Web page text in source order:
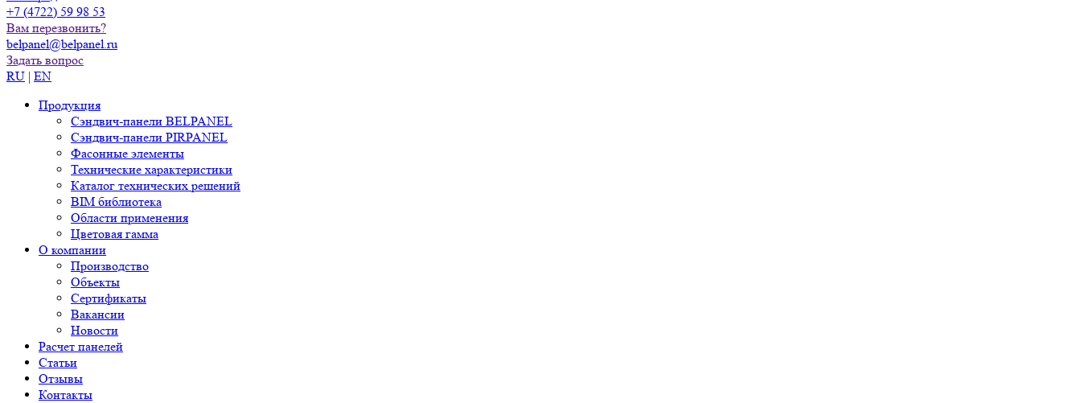
+7 (4722) 59 98 53
Вам перезвонить?
belpanel@belpanel.ru
Задать вопрос
RU | EN
Продукция
Сэндвич-панели BELPANEL
Сэндвич-панели PIRPANEL
Фасонные элементы
Технические характеристики
Каталог технических решений
BIM библиотека
Области применения
Цветовая гамма
О компании
Производство
Объекты
Сертификаты
Вакансии
Новости
Расчет панелей
Статьи
Отзывы
Контакты